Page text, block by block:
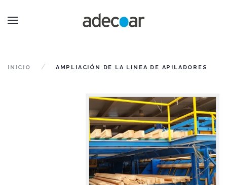
INICIO AMPLIACIÓN DE LA LINEA DE APILADORES